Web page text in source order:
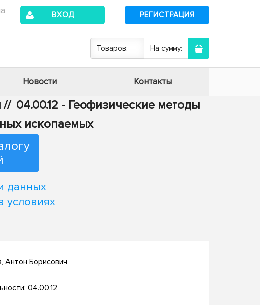
ВХОД РЕГИСТРАЦИЯ
Товаров: На сумму:
Новости Контакты
// 04.00.12 - Геофизические методы
ископаемых
данных
условиях
Антон Борисович
04.00.12